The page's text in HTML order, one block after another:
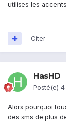
utilises les
Citer
HasHD
Posté(e) 4
Alors pourquoi
des sms de plus